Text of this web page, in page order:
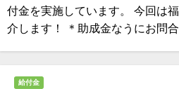
付金を実施しています。 今回は
介します！ ＊助成金なうにお問
給付金